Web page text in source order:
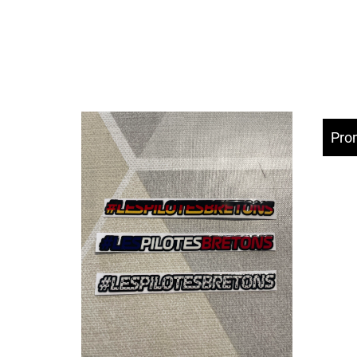
Mini stickers nationalité